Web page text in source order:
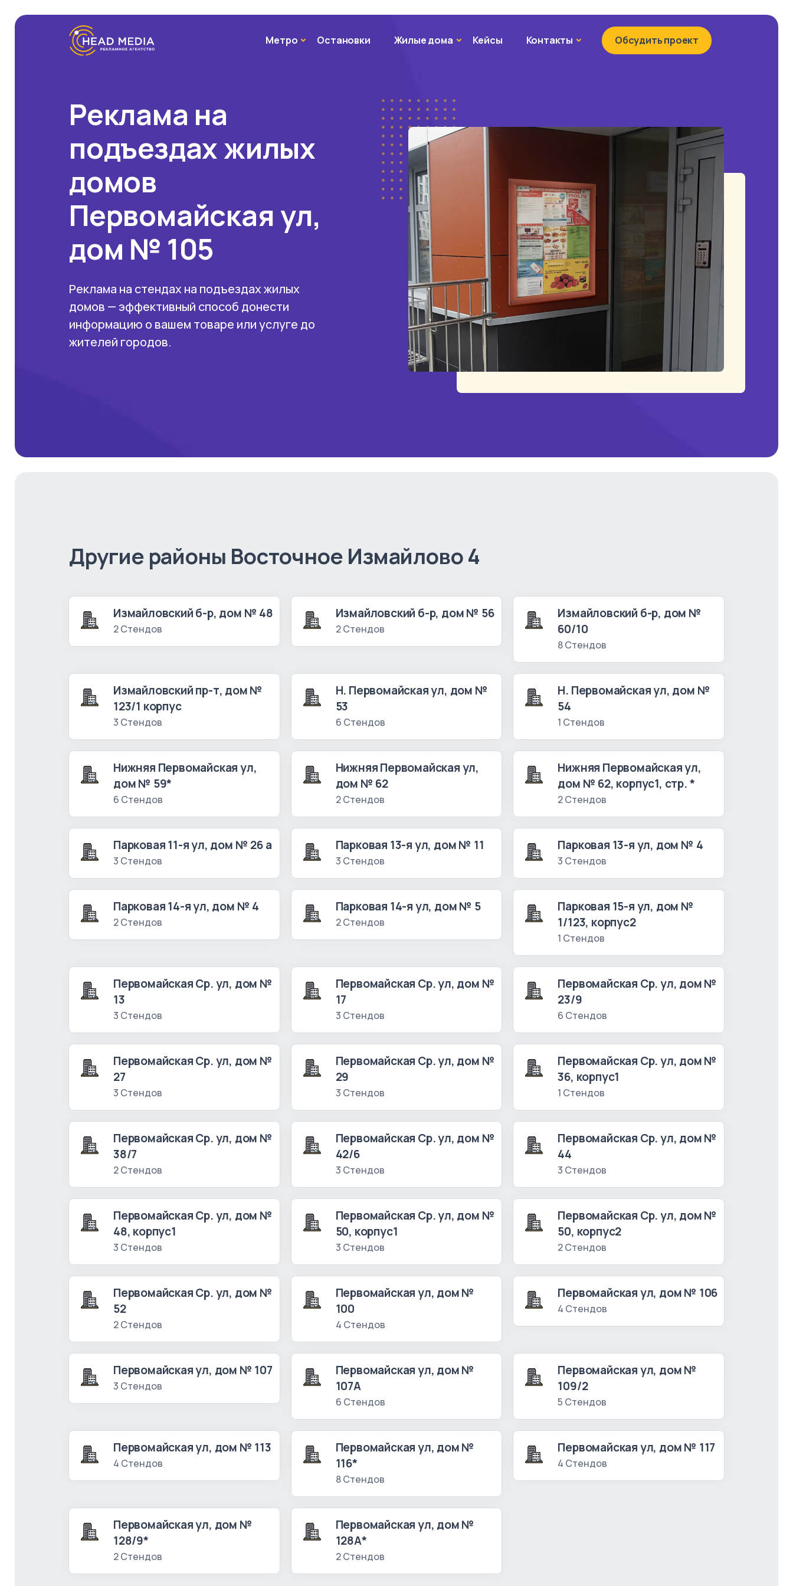
МетроМетроОстановки Жилые домаЖилые дома
Кейсы Контакты КонтактыОбсудить проект
Реклама на
подъездах жилых
домов
Первомайская ул,
дом № 105
Реклама на стендах на подъездах жилых
домов — эффективный способ донести
информацию о вашем товаре или услуге до
жителей городов.
Другие районы Восточное Измайлово 4
Измайловский б-р, дом № 48
2 Стендов
Измайловский б-р, дом № 56
2 Стендов
Измайловский б-р, дом №
60/10
8 Стендов
Измайловский пр-т, дом №
123/1 корпус
3 Стендов
Н. Первомайская ул, дом №
53
6 Стендов
Н. Первомайская ул, дом №
54
1 Стендов
Нижняя Первомайская ул,
дом № 59*
6 Стендов
Нижняя Первомайская ул,
дом № 62
2 Стендов
Нижняя Первомайская ул,
дом № 62, корпус1, стр. *
2 Стендов
Парковая 11-я ул, дом № 26 а
3 Стендов
Парковая 13-я ул, дом № 11
3 Стендов
Парковая 13-я ул, дом № 4
3 Стендов
Парковая 14-я ул, дом № 4
2 Стендов
Парковая 14-я ул, дом № 5
2 Стендов
Парковая 15-я ул, дом №
1/123, корпус2
1 Стендов
Первомайская Ср. ул, дом №
13
3 Стендов
Первомайская Ср. ул, дом №
17
3 Стендов
Первомайская Ср. ул, дом №
23/9
6 Стендов
Первомайская Ср. ул, дом №
27
3 Стендов
Первомайская Ср. ул, дом №
29
3 Стендов
Первомайская Ср. ул, дом №
36, корпус1
1 Стендов
Первомайская Ср. ул, дом №
38/7
2 Стендов
Первомайская Ср. ул, дом №
42/6
3 Стендов
Первомайская Ср. ул, дом №
44
3 Стендов
Первомайская Ср. ул, дом №
48, корпус1
3 Стендов
Первомайская Ср. ул, дом №
50, корпус1
3 Стендов
Первомайская Ср. ул, дом №
50, корпус2
2 Стендов
Первомайская Ср. ул, дом №
52
2 Стендов
Первомайская ул, дом №
100
4 Стендов
Первомайская ул, дом № 106
4 Стендов
Первомайская ул, дом № 107
3 Стендов
Первомайская ул, дом №
107А
6 Стендов
Первомайская ул, дом №
109/2
5 Стендов
Первомайская ул, дом № 113
4 Стендов
Первомайская ул, дом №
116*
8 Стендов
Первомайская ул, дом № 117
4 Стендов
Первомайская ул, дом №
128/9*
2 Стендов
Первомайская ул, дом №
128А*
2 Стендов